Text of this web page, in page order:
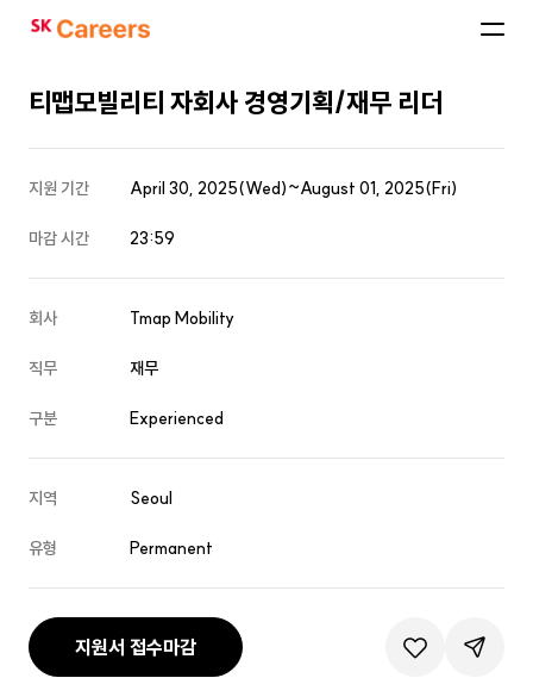
SK
티맵모빌리티 자회사 경영기획/재무 리더
지원 기간 April 30, 2025(Wed)~August 01, 2025(Fri)
마감 시간 23:59
회사 Tmap Mobility
직무 재무
구분 Experienced
지역 Seoul
유형 Permanent
지원서 접수마감 관심공고등록
공유하